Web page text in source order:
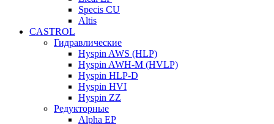
Specis CU
Altis
CASTROL
Гидравлические
Hyspin AWS (HLP)
Hyspin AWH-M (HVLP)
Hyspin HLP-D
Hyspin HVI
Hyspin ZZ
Редукторные
Alpha EP